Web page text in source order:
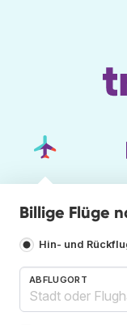
Billige Flüge
Hin- und
ABFLUGORT